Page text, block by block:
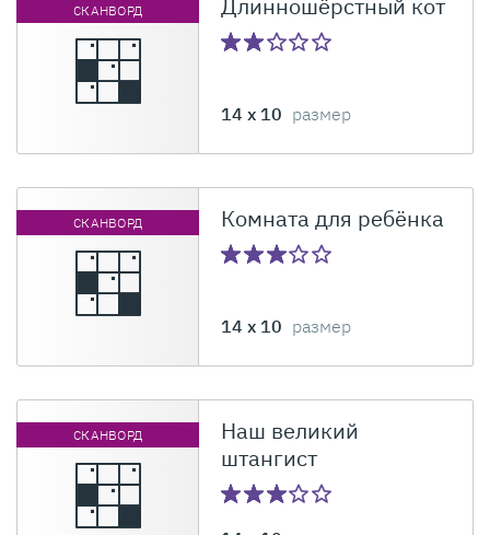
СКАНВОРД Длинношёрстный кот
14 x 10 размер
СКАНВОРД Комната для ребёнка
14 x 10 размер
СКАНВОРД
Наш великий
штангист